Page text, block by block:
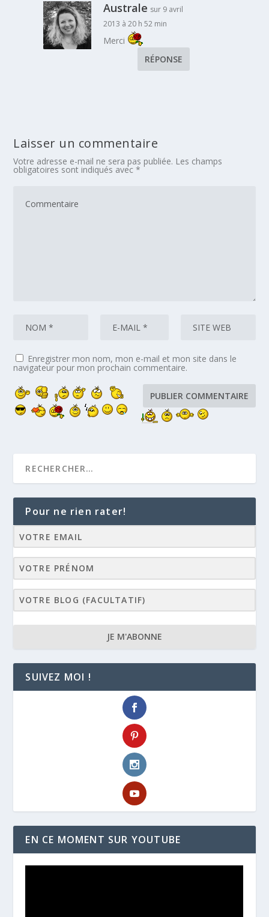
Australe sur 9 avril
2013 à 20 h 52 min
Merci
RÉPONSE
Laisser un commentaire
Votre adresse e-mail ne sera pas publiée. Les champs
obligatoires sont indiqués avec*
Enregistrer mon nom, mon e-mail et mon site dans le
navigateur pour mon prochain commentaire.
Pour ne rien rater!
JE M'ABONNE
SUIVEZ MOI !
EN CE MOMENT SUR YOUTUBE